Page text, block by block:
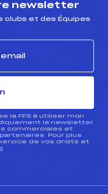
newsletter
clubs et des Équipes
la FFS à utiliser mon
la newsletter
commerciales et
Pour plus
de vos droits et